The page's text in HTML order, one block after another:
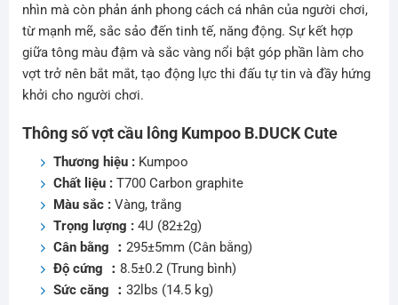
nhìn mà còn phản ánh phong cách cá nhân của người chơi,
từ mạnh mẽ, sắc sảo đến tinh tế, năng động. Sự kết hợp
giữa tông màu đậm và sắc vàng nổi bật góp phần làm cho
vợt trở nên bắt mắt, tạo động lực thi đấu tự tin và đầy hứng
khởi cho người chơi.
Thông số vợt cầu lông Kumpoo B.DUCK Cute
Thương hiệu :Kumpoo
Chất liệu :T700 Carbon graphite
Màu sắc :Vàng, trắng
Trọng lượng :4U (82±2g)
Cân bằng ： 295±5mm (Cân bằng)
Độ cứng ： 8.5±0.2 (Trung bình)
Sức căng ： 32lbs (14.5 kg)